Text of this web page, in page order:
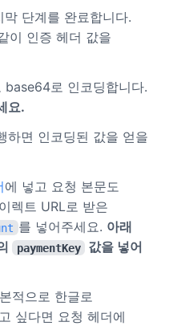
단계를 완료합니다.
이 인증 헤더 값을
base64로 인코딩합니다.
요.
하면 인코딩된 값을 얻을
에 넣고 요청 본문도
렉트 URL로 받은
를 넣어주세요. 아래
paymentKey
값을 넣어
적으로 한글로
싶다면 요청 헤더에